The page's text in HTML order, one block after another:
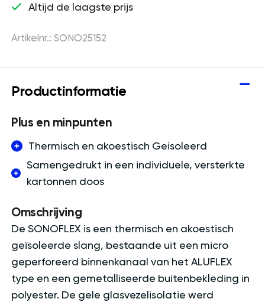
Altijd de laagste prijs
Artikelnr.: SONO25152
Productinformatie
Plus en minpunten
Thermisch en akoestisch Geisoleerd
Samengedrukt in een individuele, versterkte
kartonnen doos
Omschrijving
De SONOFLEX is een thermisch en akoestisch
geïsoleerde slang, bestaande uit een micro
geperforeerd binnenkanaal van het ALUFLEX
type en een gemetalliseerde buitenbekleding in
polyester. De gele glasvezelisolatie werd